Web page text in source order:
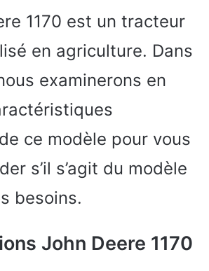
1170 est un tracteur
en agriculture. Dans
examinerons en
ce modèle pour vous
s’il s’agit du modèle
besoins.
John Deere 1170